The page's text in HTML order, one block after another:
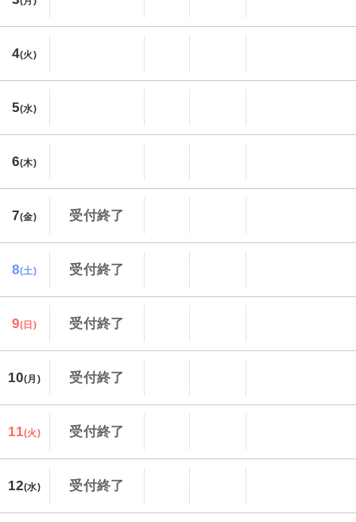
4(火)
5(水)
6(木)
7(金) 受付終了
8(土) 受付終了
9(日) 受付終了
10(月) 受付終了
11(火) 受付終了
12(水) 受付終了